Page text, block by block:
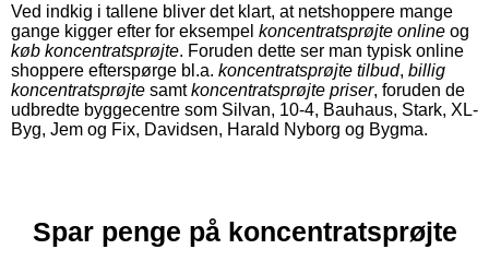
Ved indkig i tallene bliver det klart, at netshoppere mange
gange kigger efter for eksempel koncentratsprøjte online og
køb koncentratsprøjte. Foruden dette ser man typisk online
shoppere efterspørge bl.a. koncentratsprøjte tilbud, billig
koncentratsprøjte samtkoncentratsprøjte priser, foruden de
udbredte byggecentre som Silvan, 10-4, Bauhaus, Stark, XL-
Byg, Jem og Fix, Davidsen, Harald Nyborg og Bygma.
Spar penge på koncentratsprøjte